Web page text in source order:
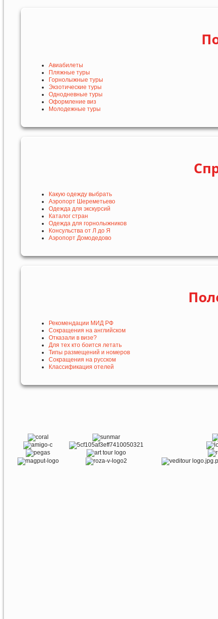
Авиабилеты
Пляжные туры
Горнолыжные туры
Экзотические туры
Однодневные туры
Оформление виз
Молодежные туры
Какую одежду выбрать
Аэропорт Шереметьево
Одежда для экскурсий
Каталог стран
Одежда для горнолыжников
Консульства от Л до Я
Аэропорт Домодедово
Рекомендации МИД РФ
Сокращения на английском
Отказали в визе?
Для тех кто боится летать
Типы размещений и номеров
Сокращения на русском
Классификация отелей